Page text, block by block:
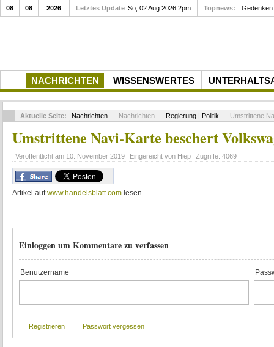
NACHRICHTEN WISSENSWERTES
08 08 2026 Letztes Update So, 02 Aug 2026 2pm Topnews: Gedenken
Aktuelle Seite: Nachrichten Nachrichten Regierung | Politik Umstrittene
Umstrittene Navi-Karte beschert
Veröffentlicht am 10. November 2019 Eingereicht von Hiep Zugriffe: 4069
Artikel aufwww.handelsblatt.com lesen.
Einloggen um Kommentare zu verfassen
Benutzername
Registrieren Passwort vergessen